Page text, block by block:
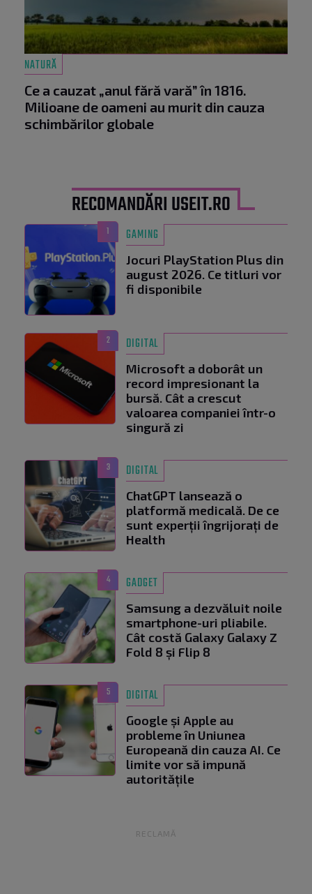
NATURĂ
Ce a cauzat „anul fără vară” în 1816.
Milioane de oameni au murit din cauza
schimbărilor globale
RECOMANDĂRI USEIT.RO
1 GAMING
Jocuri PlayStation Plus din
august 2026. Ce titluri vor
fi disponibile
2 DIGITAL
Microsoft a doborât un
record impresionant la
bursă. Cât a crescut
valoarea companiei într-o
singură zi
3 DIGITAL
ChatGPT lansează o
platformă medicală. De ce
sunt experții îngrijorați de
Health
4 GADGET
Samsung a dezvăluit noile
smartphone-uri pliabile.
Cât costă Galaxy Galaxy Z
Fold 8 și Flip 8
5 DIGITAL
Google și Apple au
probleme în Uniunea
Europeană din cauza AI. Ce
limite vor să impună
autoritățile
RECLAMĂ